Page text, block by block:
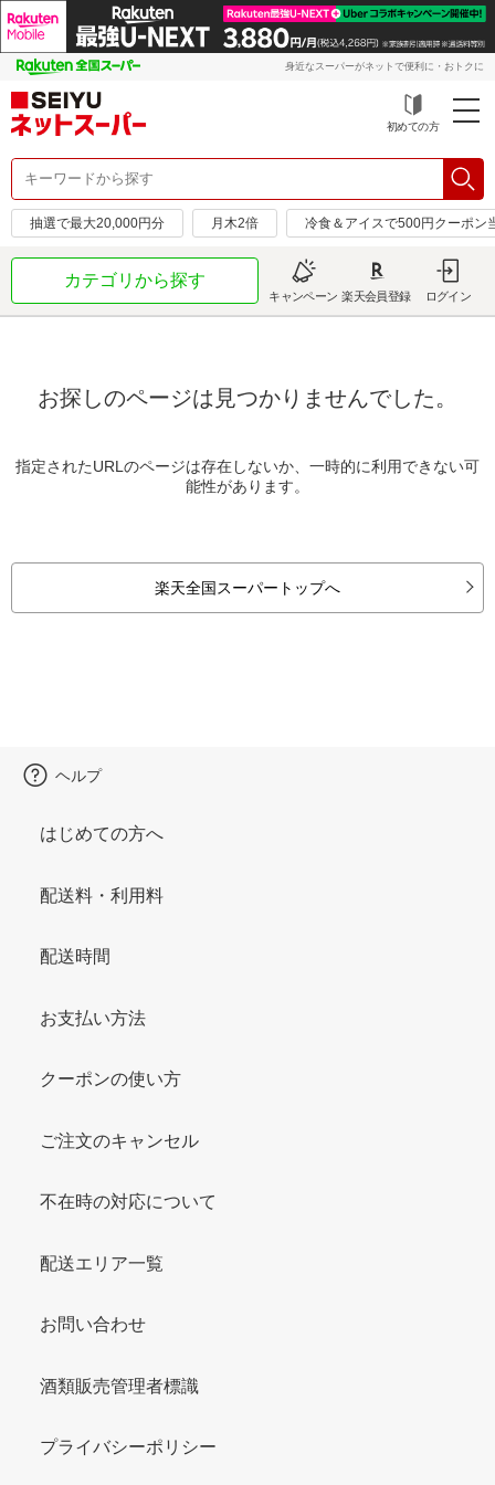
身近なスーパーがネットで便利に・おトクに
初めての方
抽選で最大20,000円分 月木2倍 冷食＆アイスで500円クーポン
カテゴリから探す
キャンペーン 楽天会員登録 ログイン
お探しのページは見つかりませんでした。
指定されたURLのページは存在しないか、一時的に利用できない可
能性があります。
楽天全国スーパートップへ
ヘルプ
はじめての方へ
配送料・利用料
配送時間
お支払い方法
クーポンの使い方
ご注文のキャンセル
不在時の対応について
配送エリア一覧
お問い合わせ
酒類販売管理者標識
プライバシーポリシー